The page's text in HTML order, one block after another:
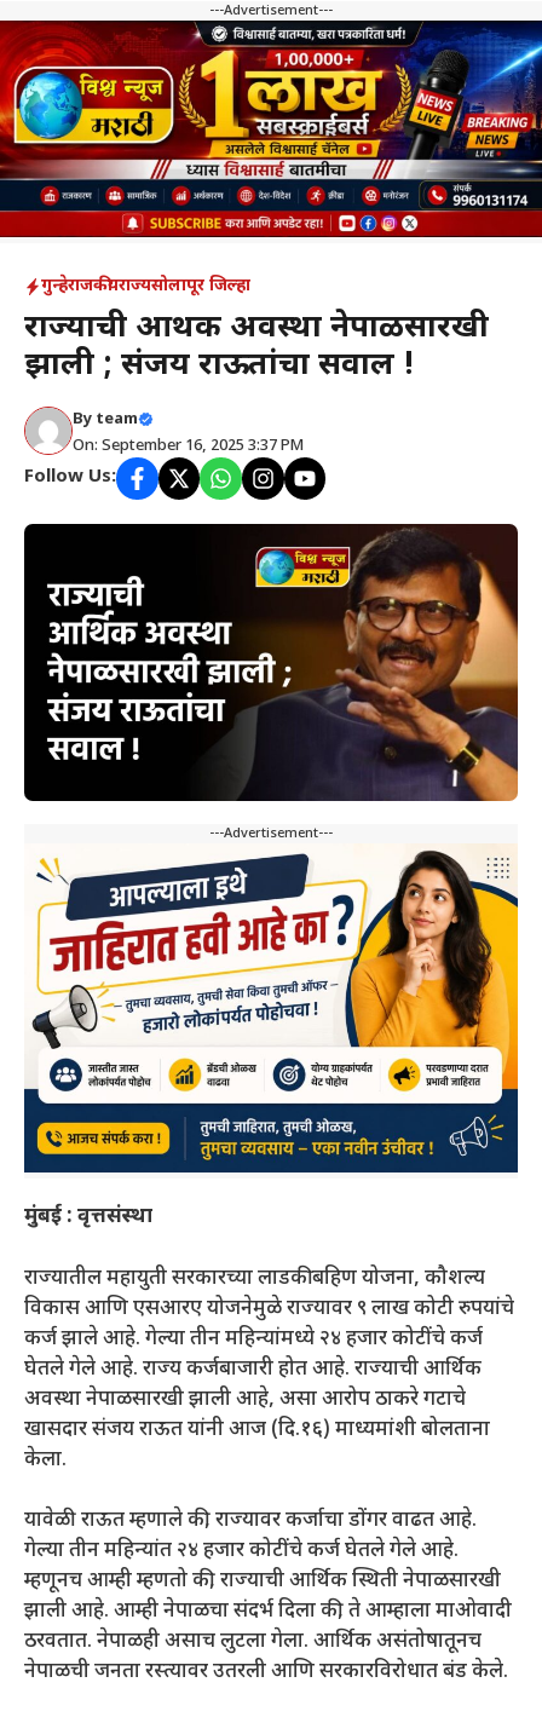
---Advertisement---
गुन्हेराजकीयराज्यसोलापूर जिल्हा
राज्याची आर्थिक अवस्था नेपाळसारखी
झाली ; संजय राऊतांचा सवाल !
By team
On: September 16, 2025 3:37 PM
Follow Us:
---Advertisement---
मुंबई : वृत्तसंस्था
राज्यातील महायुती सरकारच्या लाडकी बहिण योजना, कौशल्य
विकास आणि एसआरए योजनेमुळे राज्यावर ९ लाख कोटी रुपयांचे
कर्ज झाले आहे. गेल्या तीन महिन्यांमध्ये २४ हजार कोटींचे कर्ज
घेतले गेले आहे. राज्य कर्जबाजारी होत आहे. राज्याची आर्थिक
अवस्था नेपाळसारखी झाली आहे, असा आरोप ठाकरे गटाचे
खासदार संजय राऊत यांनी आज (दि.१६) माध्यमांशी बोलताना
केला.
यावेळी राऊत म्हणाले की, राज्यावर कर्जाचा डोंगर वाढत आहे.
गेल्या तीन महिन्यांत २४ हजार कोटींचे कर्ज घेतले गेले आहे.
म्हणूनच आम्ही म्हणतो की, राज्याची आर्थिक स्थिती नेपाळसारखी
झाली आहे. आम्ही नेपाळचा संदर्भ दिला की, ते आम्हाला माओवादी
ठरवतात. नेपाळही असाच लुटला गेला. आर्थिक असंतोषातूनच
नेपाळची जनता रस्त्यावर उतरली आणि सरकारविरोधात बंड केले.